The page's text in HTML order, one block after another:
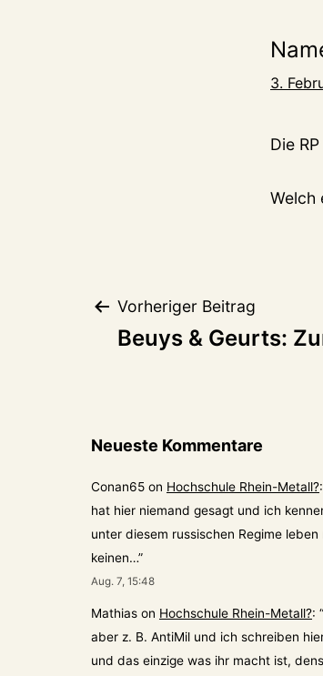
3.
Die
Welch
Vorheriger Beitrag
Beuys & Geurts:
Neueste Kommentare
Conan65 on Hochschule Rhein-Metall?
hat hier niemand gesagt und ich
unter diesem russischen Regime
keinen…”
Aug. 7, 15:48
Mathias on Hochschule Rhein-Metall?: “
aber z. B. AntiMil und ich schreiben
und das einzige was ihr macht ist,